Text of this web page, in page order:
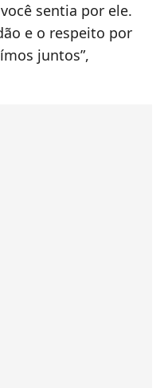
sentia por ele.
e o respeito por
juntos”,